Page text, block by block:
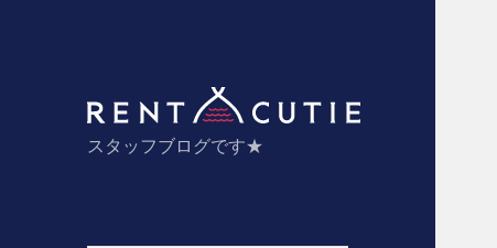
スタッフブログです★